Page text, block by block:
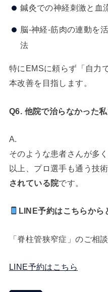
鍼灸での神経刺激と血
脳-神経-筋肉の連動を
法
特にEMSに頼らず「自力
本改善を目指します。
Q6. 他院で治らなかった
A.
そのような患者さんが多
以上、プロ選手も通う技術
されている院です。
LINE予約はこちらから
「脊柱管狭窄症 」のご相
LINE予約はこちら